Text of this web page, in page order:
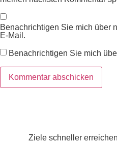
Benachrichtigen Sie mich über
E-Mail.
Benachrichtigen Sie mich
Ziele schneller